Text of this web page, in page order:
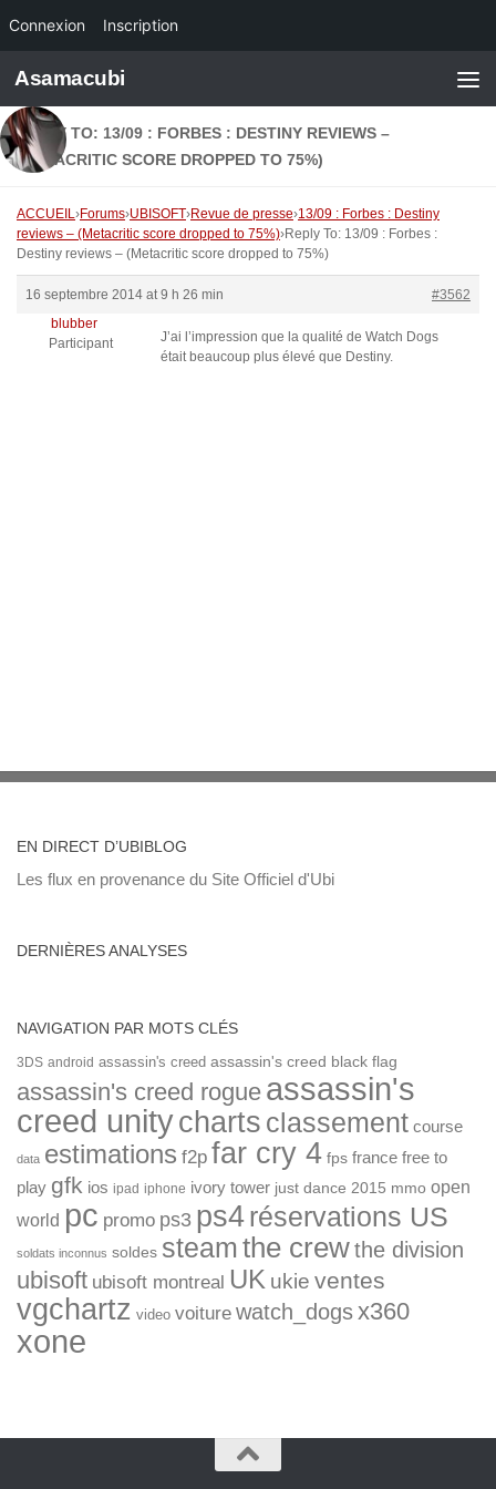
Connexion Inscription
Skip to content
Asamacubi
REPLY TO: 13/09 : FORBES : DESTINY REVIEWS –
(METACRITIC SCORE DROPPED TO 75%)
ACCUEIL›Forums›UBISOFT›Revue de presse›13/09 : Forbes : Destiny
reviews – (Metacritic score dropped to 75%)›Reply To: 13/09 : Forbes :
Destiny reviews – (Metacritic score dropped to 75%)
16 septembre 2014 at 9 h 26 min
#3562
blubber
Participant
J’ai l’impression que la qualité de Watch Dogs
était beaucoup plus élevé que Destiny.
EN DIRECT D’UBIBLOG
Les flux en provenance du Site Officiel d'Ubi
DERNIÈRES ANALYSES
NAVIGATION PAR MOTS CLÉS
3DS android assassin's creed assassin's creed black flag
assassin's creed rogue assassin's
creed unitycharts classement course
data estimations f2p far cry 4 fps france free to
play gfk ios ipad iphone ivory tower just dance 2015 mmo open
world pc promo ps3 ps4réservations US
soldats inconnus soldes steamthe crewthe division
ubisoft ubisoft montreal UK ukie ventes
vgchartz video voiture watch_dogsx360
xone